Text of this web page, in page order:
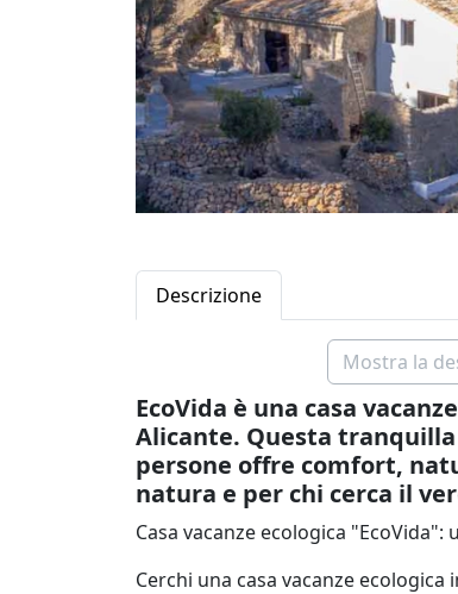
Descrizione
Mostra la
EcoVida è una casa
Alicante. Questa
persone offre comfort,
natura e per chi cerca il
Casa vacanze ecologica
Cerchi una casa vacanze